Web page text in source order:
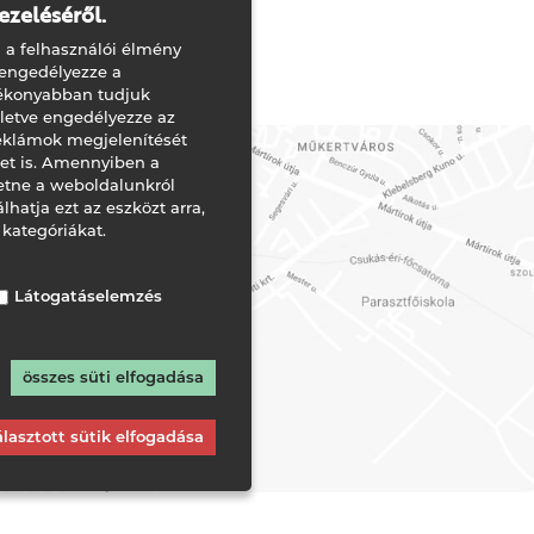
Méret: 79,4×45,5×86 cm
a felhasználói élmény
a
tudjuk
engedélyezze az
megjelenítését
is. Amennyiben a
a weboldalunkról
ezt az eszközt arra,
Látogatáselemzés
összes süti elfogadása
sütik elfogadása